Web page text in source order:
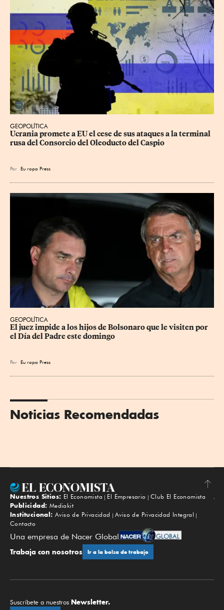
GEOPOLÍTICA
Ucrania promete a EU el cese de sus ataques a la terminal
rusa del Consorcio del Oleoducto del Caspio
Por Eu ropa Press
GEOPOLÍTICA
El juez impide a los hijos de Bolsonaro que le visiten por
el Día del Padre este domingo
Por Eu ropa Press
Noticias Recomendadas
Subir
Nuestros Sitios: El Economista El Empresario
Club El Economista
Publicidad: Mediakit
Institucional: Aviso de Privacidad
Aviso de Privacidad Integral
Contacto
Una empresa de Nacer Global
Trabaja con nosotros Ir a la bolsa de trabajo
Suscríbete a nuestros Newsletter.